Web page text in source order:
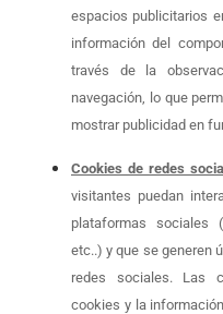
espacios publicitarios
información del
través de la
navegación, lo que
mostrar publicidad en
Cookies de redes
visitantes puedan
plataformas sociales
etc..) y que se generen
redes sociales. Las
cookies y la